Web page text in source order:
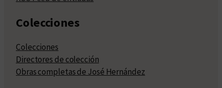
Colecciones
Colecciones
Directores de colección
Obras completas de José Hernández